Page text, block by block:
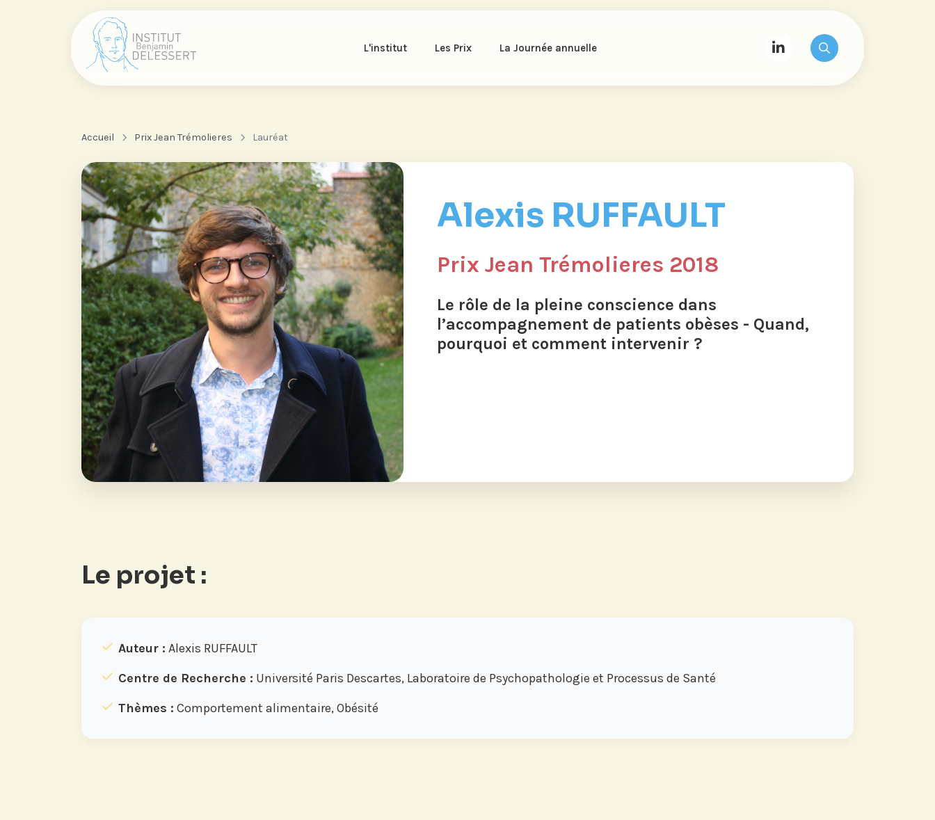
L'institut Les Prix La Journée annuelle
Accueil Prix Jean Trémolieres Lauréat
Alexis RUFFAULT
Prix Jean Trémolieres 2018
Le rôle de la pleine conscience dans
l’accompagnement de patients obèses - Quand,
pourquoi et comment intervenir ?
Le projet :
Auteur : Alexis RUFFAULT
Centre de Recherche : Université Paris Descartes, Laboratoire de Psychopathologie et Processus de Santé
Thèmes : Comportement alimentaire, Obésité